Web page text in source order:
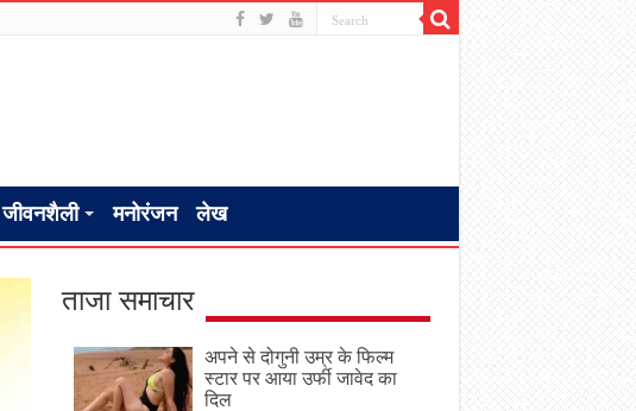
जीवनशैली मनोरंजन लेख
ताजा समाचार
अपने से दोगुनी उम्र के फिल्म
स्टार पर आया उर्फी जावेद का
दिल